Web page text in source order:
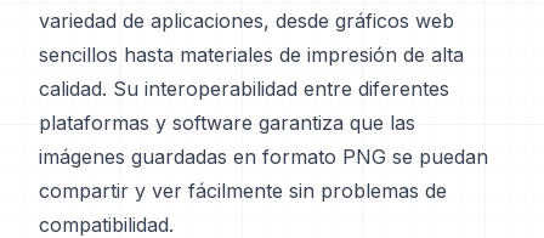
variedad de aplicaciones, desde gráficos web
sencillos hasta materiales de impresión de alta
calidad. Su interoperabilidad entre diferentes
plataformas y software garantiza que las
imágenes guardadas en formato PNG se puedan
compartir y ver fácilmente sin problemas de
compatibilidad.